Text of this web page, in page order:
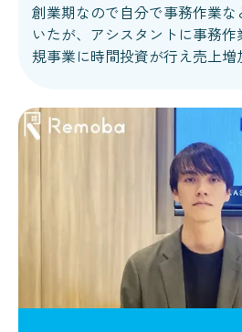
創業期なので自分で事務作業
いたが、アシスタントに事務
規事業に時間投資が行え売上増